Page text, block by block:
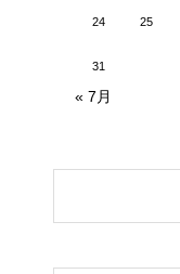
24 25
31
« 7月